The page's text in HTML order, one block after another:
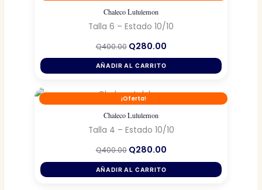
Chaleco Lululemon
Talla 6 – Estado 10/10
Q400.00 El
original
era:
Q280.00El
actual
es:
AÑADIR AL CARRITO
¡Oferta!
Chaleco Lululemon
Talla 4 – Estado 10/10
Q400.00 El
original
era:
Q280.00El
actual
es:
AÑADIR AL CARRITO